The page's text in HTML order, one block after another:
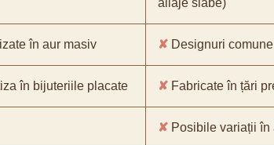
aliaje slabe)
în aur masiv ✘ Designuri
în bijuteriile placate ✘ Fabricate în țări
✘ Posibile variații